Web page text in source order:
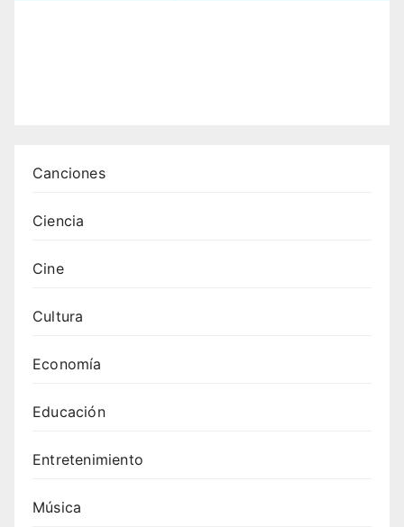
Canciones
Ciencia
Cine
Cultura
Economía
Educación
Entretenimiento
Música